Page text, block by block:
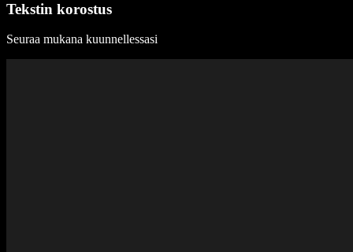
Tekstin korostus
Seuraa mukana kuunnellessasi